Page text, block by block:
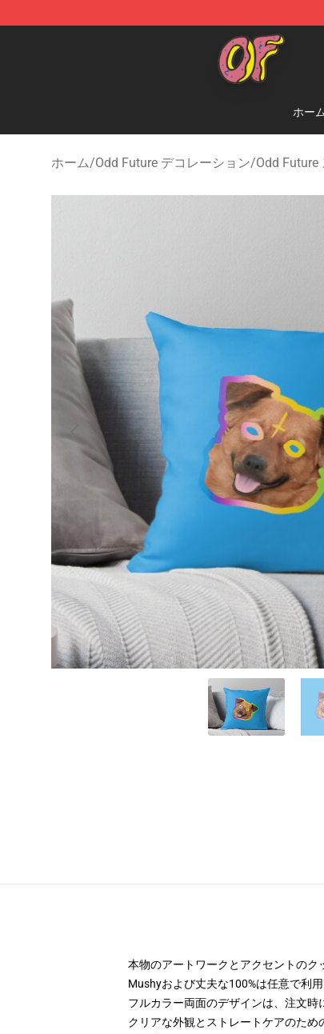
Odd Future Shop - Official Odd Future
ホーム
ホーム/Odd Future デコレーション/Odd Future
本物のアートワークとアクセントの
Mushyおよび丈夫な100%は任意で利
フルカラー両面のデザインは、注文時
クリアな外観とストレートケアのため